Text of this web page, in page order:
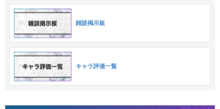
雑談掲示板
キャラ評価一覧